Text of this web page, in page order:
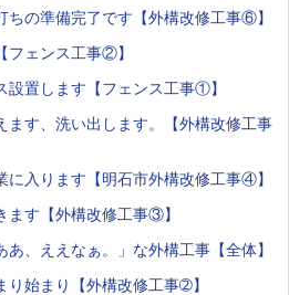
ちの準備完了です【外構改修工事⑥】
フェンス工事②】
設置します【フェンス工事①】
ます、洗い出します。【外構改修工事
に入ります【明石市外構改修工事④】
ます【外構改修工事③】
、ええなぁ。」な外構工事【全体】
始まり【外構改修工事➁】